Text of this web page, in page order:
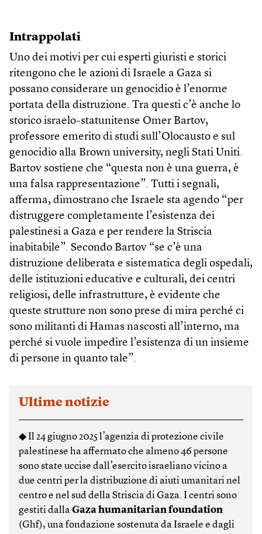
Intrappolati
Uno dei motivi per cui esperti giuristi e storici
ritengono che le azioni di Israele a Gaza si
possano considerare un genocidio è l’enorme
portata della distruzione. Tra questi c’è anche lo
storico israelo-statunitense Omer Bartov,
professore emerito di studi sull’Olocausto e sul
genocidio alla Brown university, negli Stati Uniti.
Bartov sostiene che “questa non è una guerra, è
una falsa rappresentazione”. Tutti i segnali,
afferma, dimostrano che Israele sta agendo “per
distruggere completamente l’esistenza dei
palestinesi a Gaza e per rendere la Striscia
inabitabile”. Secondo Bartov “se c’è una
distruzione deliberata e sistematica degli ospedali,
delle istituzioni educative e culturali, dei centri
religiosi, delle infrastrutture, è evidente che
queste strutture non sono prese di mira perché ci
sono militanti di Hamas nascosti all’interno, ma
perché si vuole impedire l’esistenza di un insieme
di persone in quanto tale”.
Ultime notizie
◆ Il 24 giugno 2025 l’agenzia di protezione civile
palestinese ha affermato che almeno 46 persone
sono state uccise dall’esercito israeliano vicino a
due centri per la distribuzione di aiuti umanitari nel
centro e nel sud della Striscia di Gaza. I centri sono
gestiti dallaGaza humanitarian foundation
(Ghf), una fondazione sostenuta da Israele e dagli